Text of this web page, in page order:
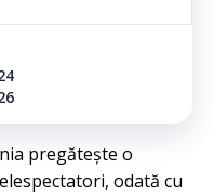
pregătește o
odată cu